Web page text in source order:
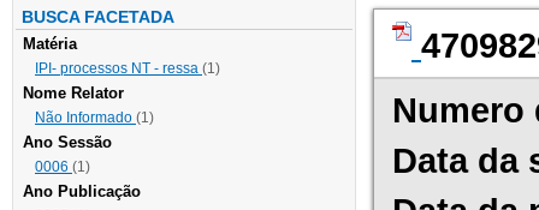
BUSCA FACETADA
Matéria
IPI- processos NT - ressa (1)
Nome Relator
Não Informado (1)
Ano Sessão
0006 (1)
Ano Publicação
Numero
Data da